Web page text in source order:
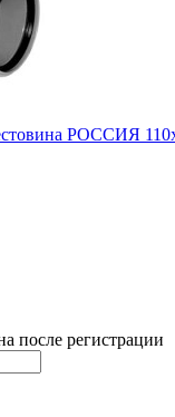
РОССИЯ
после регистрации